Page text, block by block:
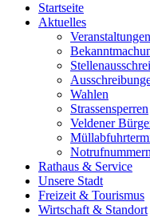
Startseite
Aktuelles
Veranstaltungen
Wahlen
Strassensperren
Veldener
Notrufnummern
Rathaus & Service
Unsere Stadt
Freizeit & Tourismus
Wirtschaft & Standort